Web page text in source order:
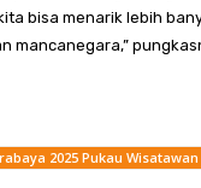
bisa menarik lebih
mancanegara,”
2025 Pukau